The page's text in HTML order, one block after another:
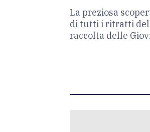
La preziosa
di tutti i ritratti
raccolta delle